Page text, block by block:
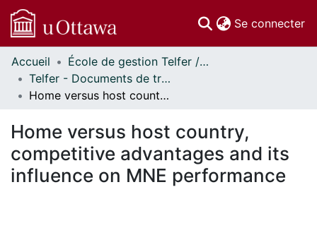
Se connecter
Communautés
et collections
Parcourir
À propos
Accueil
École de gestion Telfer // Telfer School of Management
Telfer - Documents de travail // Telfer - Working Papers
Home versus host country, competitive advantages and its influence on MNE performance
Home versus host country,
competitive advantages and its
influence on MNE performance